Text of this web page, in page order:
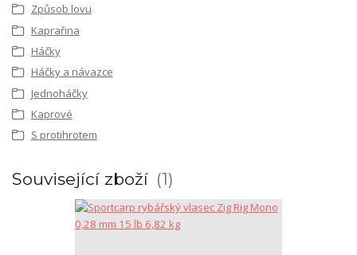
Způsob lovu
Kaprařina
Háčky
Háčky a návazce
Jednoháčky
Kaprové
S protihrotem
Související zboží 1